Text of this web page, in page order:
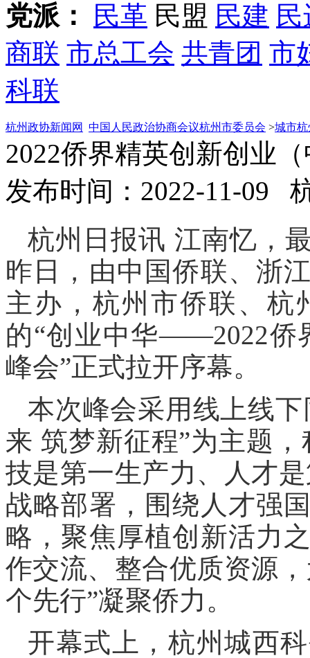
党派： 民革 民盟 民建
商联 市总工会 共青团 市
科联
杭州政协新闻网 中国人民政治协商会议杭州市委员会 >城市杭
2022侨界精英创新创业
发布时间：2022-11-09
杭州日报讯 江南忆，
昨日，由中国侨联、浙
主办，杭州市侨联、杭
的“创业中华——2022侨
峰会”正式拉开序幕。
本次峰会采用线上线
来 筑梦新征程”为主题
技是第一生产力、人才
战略部署，围绕人才强
略，聚焦厚植创新活力
作交流、整合优质资源
个先行”凝聚侨力。
开幕式上，杭州城西